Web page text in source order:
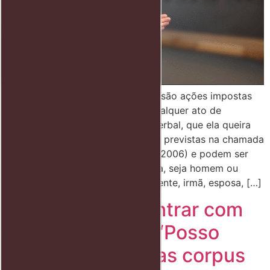
As chamadas medidas protetivas são ações impostas
contra uma pessoa para evitar qualquer ato de
violência ou agressão, física ou verbal, que ela queira
praticar contra uma mulher. Estão previstas na chamada
Lei Maria da Penha (Lei nº 11.340/2006) e podem ser
propostas contra qualquer pessoa, seja homem ou
mulher (namorada, amiga, convivente, irmã, esposa, […]
Quando posso entrar com
habeas corpus? “Posso
entrar com habeas corpus